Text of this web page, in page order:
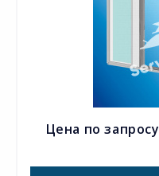
Цена по запросу